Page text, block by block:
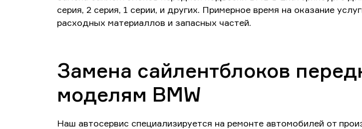
серия, 2 серия, 1 серии, и других. Примерное время на оказание
расходных материаллов и запасных частей.
Замена сайлентблоков
моделям BMW
Наш автосервис специализируется на ремонте автомобилей от